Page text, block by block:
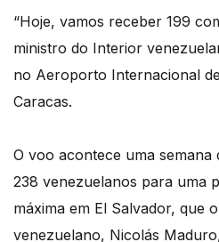
“Hoje, vamos receber 199
ministro do Interior
no Aeroporto Internacional
Caracas.
O voo acontece uma semana
238 venezuelanos para uma
máxima em El Salvador, que
venezuelano, Nicolás